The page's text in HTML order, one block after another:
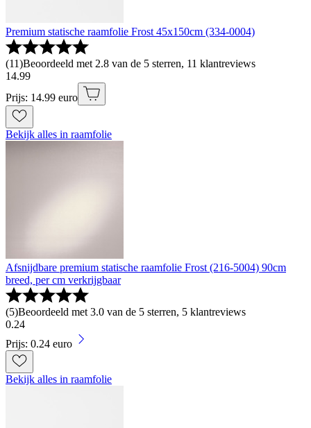
Premium statische raamfolie Frost 45x150cm (334-0004)
(11)Beoordeeld met 2.8 van de 5 sterren, 11 klantreviews
14.99
Prijs: 14.99 euro
Bekijk alles in raamfolie
Afsnijdbare premium statische raamfolie Frost (216-5004) 90cm
breed, per cm verkrijgbaar
(5)Beoordeeld met 3.0 van de 5 sterren, 5 klantreviews
0.24
Prijs: 0.24 euro
Bekijk alles in raamfolie